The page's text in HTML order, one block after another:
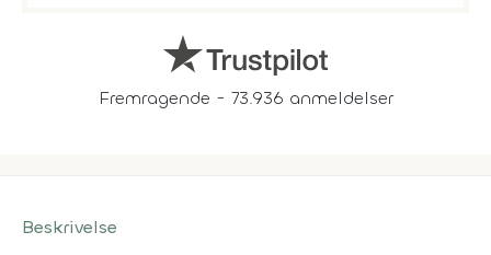
Fremragende - 73.936 anmeldelser
Beskrivelse